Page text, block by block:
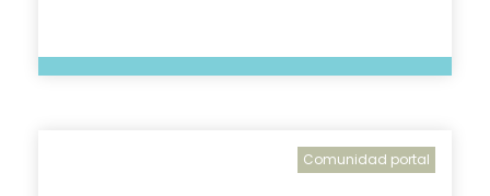
Comunidad portal